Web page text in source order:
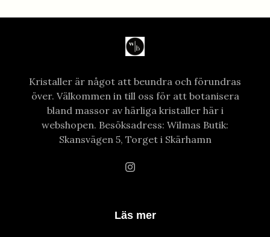
Kristaller är något att beundra och förundras
över. Välkommen in till oss för att botanisera
bland massor av härliga kristaller här i
webshopen. Besöksadress: Wilmas Butik:
Skansvägen 5, Torget i Skärhamn
Läs mer